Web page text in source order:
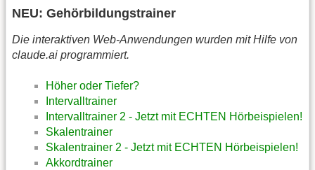
NEU: Gehörbildungstrainer
Die interaktiven Web-Anwendungen wurden mit Hilfe von
claude.ai programmiert.
Höher oder Tiefer?
Intervalltrainer
Intervalltrainer 2 - Jetzt mit ECHTEN Hörbeispielen!
Skalentrainer
Skalentrainer 2 - Jetzt mit ECHTEN Hörbeispielen!
Akkordtrainer